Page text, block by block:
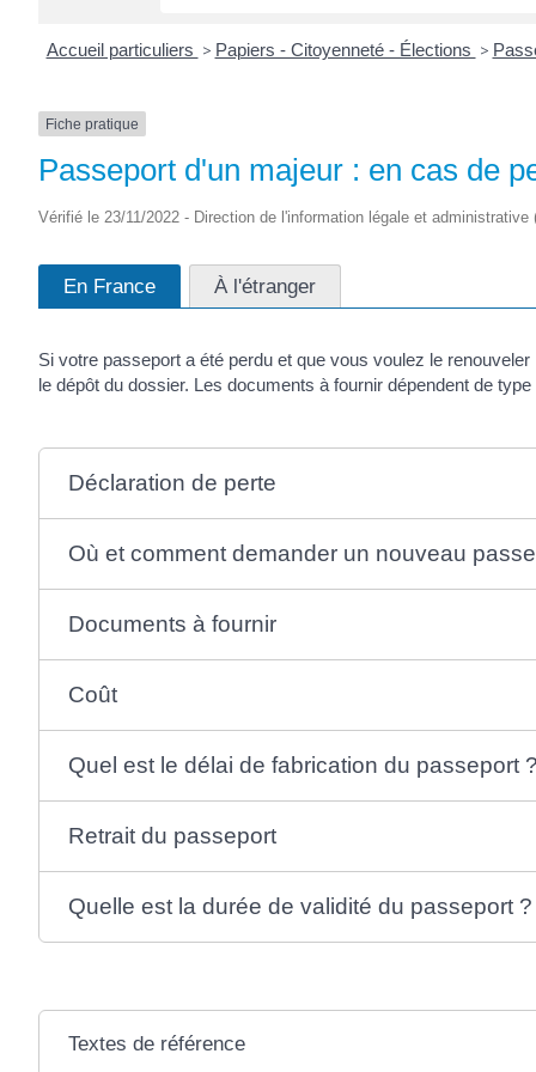
Accueil particuliers > Papiers - Citoyenneté - Élections >
Fiche pratique
Passeport d'un majeur : en cas de
Vérifié le 23/11/2022 - Direction de l'information légale et administrative
En France À l'étranger
Si votre passeport a été perdu et que vous voulez le
le dépôt du dossier. Les documents à fournir dépendent de
Déclaration de perte
Où et comment demander un nouveau
Documents à fournir
Coût
Quel est le délai de fabrication du passeport
Retrait du passeport
Quelle est la durée de validité du passeport ?
Textes de référence